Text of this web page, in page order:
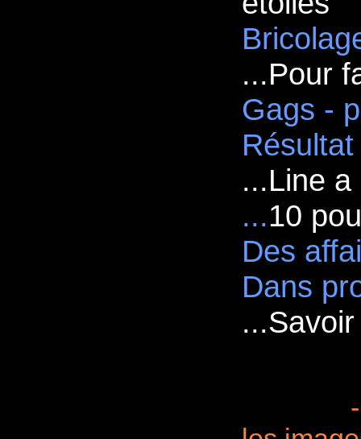
...Pour
Gags -
...Line
...10
Des
Dans
...